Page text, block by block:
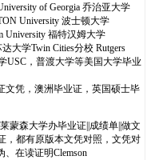
of Georgia 乔治亚大学
University 波士顿大学
University 福特汉姆大学
大学Twin Cities分校 Rutgers
USC，普渡大学等美国大学毕业
文凭，澳洲毕业证，英国硕士毕
蒙森大学办毕业证||成绩单||做文
，都有原版本文凭对照，文凭对
在读证明Clemson